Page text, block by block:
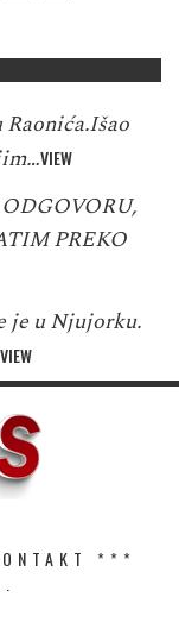
Raonića.Išao
VIEW
PREKO
je u Njujorku.
VIEW
***